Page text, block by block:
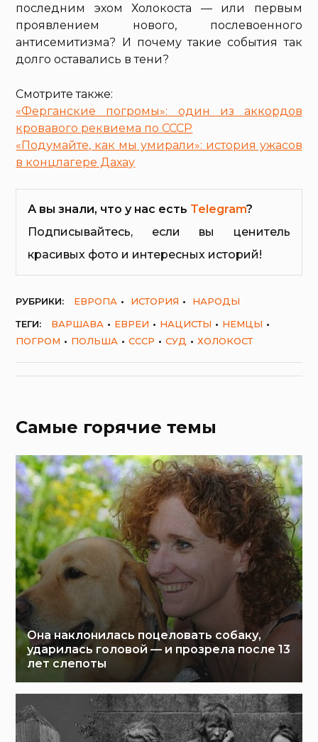
последним эхом Холокоста — или первым
проявлением нового, послевоенного
антисемитизма? И почему такие события так
долго оставались в тени?
Смотрите также:
«Ферганские погромы»: один из аккордов
кровавого реквиема по СССР
«Подумайте, как мы умирали»: история ужасов
в концлагере Дахау
А вы знали, что у нас есть Telegram?
Подписывайтесь, если вы ценитель
красивых фото и интересных историй!
РУБРИКИ: ЕВРОПА ИСТОРИЯ
НАРОДЫ
ТЕГИ:
ВАРШАВА ЕВРЕИ НАЦИСТЫ
НЕМЦЫ
ПОГРОМ
ПОЛЬША СССР СУД ХОЛОКОСТ
Самые горячие темы
Она наклонилась поцеловать собаку,
ударилась головой — и прозрела после 13
лет слепоты